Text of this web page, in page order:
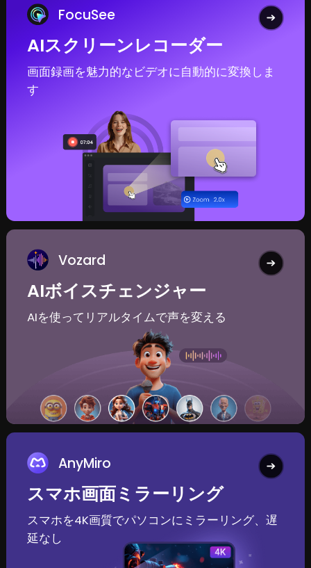
FocuSee
AIスクリーンレコーダー
画面録画を魅力的なビデオに自動的に変換しま
す
Vozard
AIボイスチェンジャー
AIを使ってリアルタイムで声を変える
AnyMiro
スマホ画面ミラーリング
スマホを4K画質でパソコンにミラーリング、遅
延なし